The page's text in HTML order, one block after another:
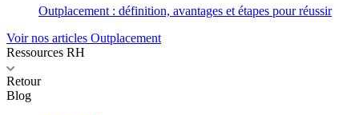
Outplacement : définition, avantages et étapes pour réussir
Voir nos articles Outplacement
Ressources RH
Retour
Blog